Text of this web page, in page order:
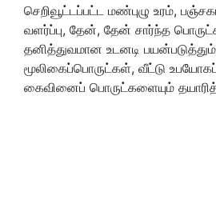
செறிவூட்டப்பட்ட மண்புழு உரம்,
வளர்ப்பு, தேன், தேன் சார்ந்த
தனித்துவமான உடனடி
மூலிகைப்பொருட்கள், வீட்டு
கைவினைப் பொருட்களையும்